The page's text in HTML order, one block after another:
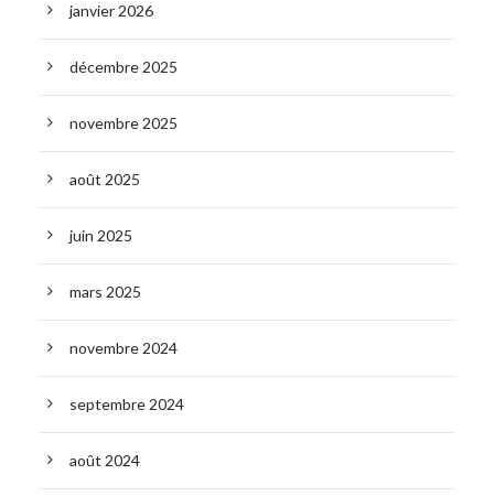
janvier 2026
décembre 2025
novembre 2025
août 2025
juin 2025
mars 2025
novembre 2024
septembre 2024
août 2024